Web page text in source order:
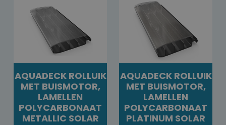
AQUADECK ROLLUIK
MET BUISMOTOR,
LAMELLEN
POLYCARBONAAT
METALLIC SOLAR
AQUADECK ROLLUIK
MET BUISMOTOR,
LAMELLEN
POLYCARBONAAT
PLATINUM SOLAR